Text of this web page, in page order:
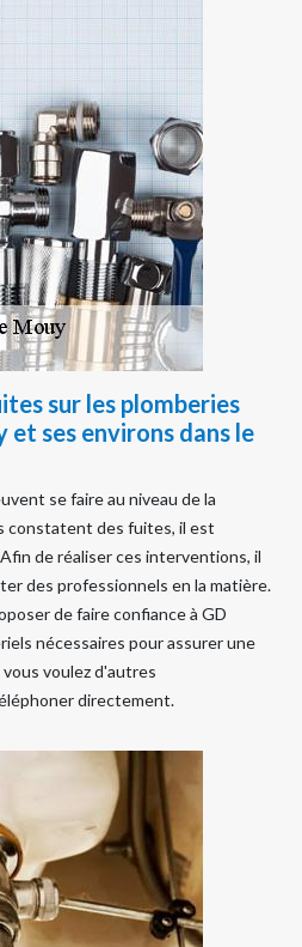
sur les plomberies
et ses environs dans le
se faire au niveau de la
constatent des fuites, il est
de réaliser ces interventions, il
des professionnels en la matière.
de faire confiance à GD
nécessaires pour assurer une
voulez d'autres
directement.